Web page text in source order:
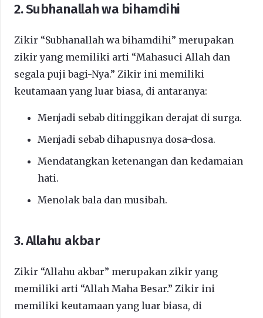
2. Subhanallah wa bihamdihi
Zikir “Subhanallah wa bihamdihi” merupakan
zikir yang memiliki arti “Mahasuci Allah dan
segala puji bagi-Nya.” Zikir ini memiliki
keutamaan yang luar biasa, di antaranya:
Menjadi sebab ditinggikan derajat di surga.
Menjadi sebab dihapusnya dosa-dosa.
Mendatangkan ketenangan dan kedamaian
hati.
Menolak bala dan musibah.
3. Allahu akbar
Zikir “Allahu akbar” merupakan zikir yang
memiliki arti “Allah Maha Besar.” Zikir ini
memiliki keutamaan yang luar biasa, di